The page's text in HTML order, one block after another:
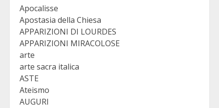
Apocalisse
Apostasia della Chiesa
APPARIZIONI DI LOURDES
APPARIZIONI MIRACOLOSE
arte
arte sacra italica
ASTE
Ateismo
AUGURI